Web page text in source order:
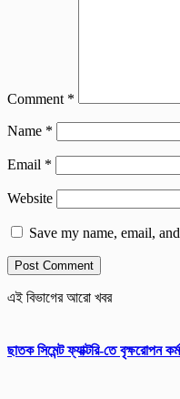
Comment *
Name *
Email *
Website
Save my name, email,
এই বিভাগের আরো খবর
ছাতক সিমেন্ট ফ্যাক্টরি-তে বৃক্ষরোপন